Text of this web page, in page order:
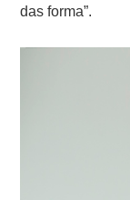
das forma”.